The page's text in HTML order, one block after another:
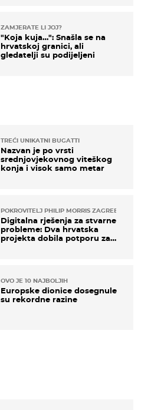
ZAMJERATE LI JOJ?
"Koja kuja…": Snašla se na
hrvatskoj granici, ali
gledatelji su podijeljeni
TREĆI UNIKATNI BUGATTI
Nazvan je po vrsti
srednjovjekovnog viteškog
konja i visok samo metar
POKROVITELJ PHILIP MORRIS ZAGREB
Digitalna rješenja za stvarne
probleme: Dva hrvatska
projekta dobila potporu za
OVO JE 10 NAJBOLJIH
Europske dionice dosegnule
su rekordne razine